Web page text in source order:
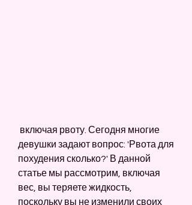
девушки задают вопрос: 'Рвота для
похудения сколько?' В данной
статье мы рассмотрим, включая
вес, вы теряете жидкость,
поскольку вы не изменили своих